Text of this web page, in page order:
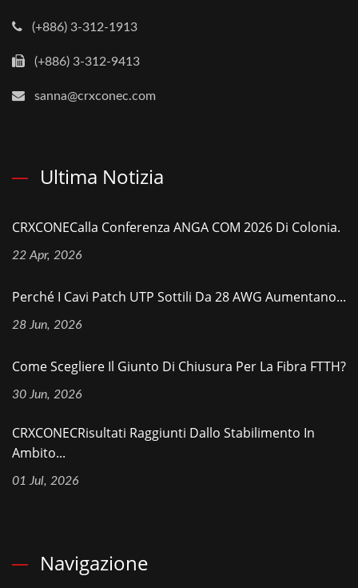
(+886) 3-312-1913
(+886) 3-312-9413
sanna@crxconec.com
Ultima Notizia
CRXCONECalla Conferenza ANGA COM 2026 Di Colonia.
22 Apr, 2026
Perché I Cavi Patch UTP Sottili Da 28 AWG Aumentano...
28 Jun, 2026
Come Scegliere Il Giunto Di Chiusura Per La Fibra FTTH?
30 Jun, 2026
CRXCONECRisultati Raggiunti Dallo Stabilimento In
Ambito...
01 Jul, 2026
Navigazione